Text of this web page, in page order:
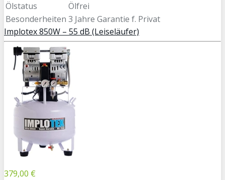
Ölstatus
Ölfrei
Besonderheiten 3 Jahre Garantie f. Privat
Implotex 850W – 55 dB (Leiseläufer)
379,00 €